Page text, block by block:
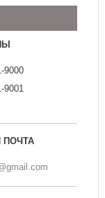
9000
9001
ПОЧТА